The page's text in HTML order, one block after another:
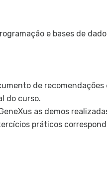
e bases de
de recomendações
do curso.
as demos
práticos